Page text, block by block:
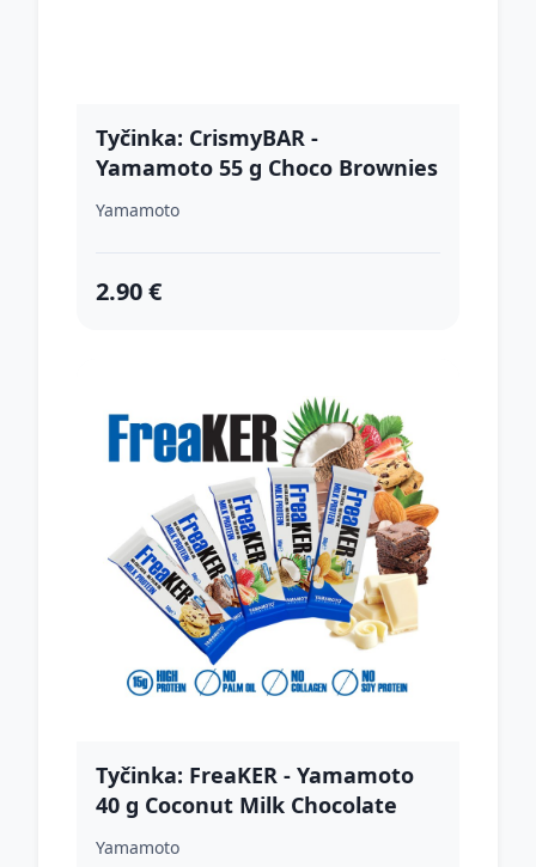
Tyčinka: CrismyBAR -
Yamamoto 55 g Choco Brownies
Yamamoto
2.90 €
Tyčinka: FreaKER - Yamamoto
40 g Coconut Milk Chocolate
Yamamoto